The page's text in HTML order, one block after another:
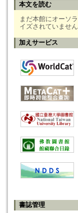
本文を読む
まだ本館にオーソラ
イズされていません
加えサービス
書誌管理